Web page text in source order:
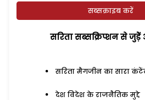
सब्सक्राइब करें
सरिता सब्सक्रिप्शन से जुड़ेें
सरिता मैगजीन का सारा
देश विदेश के राजनैतिक मुद्दे